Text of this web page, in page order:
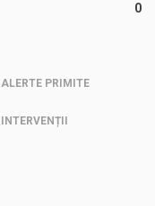
0
ALERTE PRIMITE
INTERVENȚII